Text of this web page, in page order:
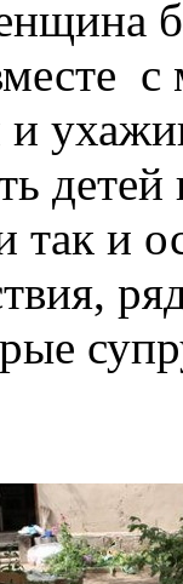
детей
и